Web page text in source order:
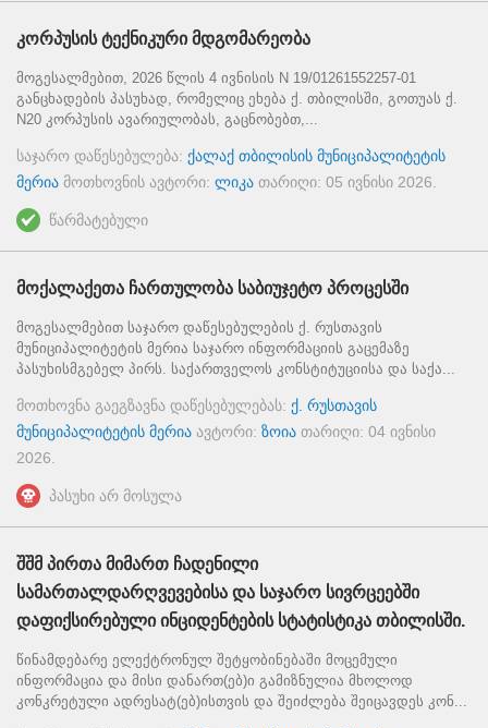
კორპუსის ტექნიკური მდგომარეობა
მოგესალმებით, 2026 წლის 4 ივნისის N 19/01261552257-01
განცხადების პასუხად, რომელიც ეხება ქ. თბილისში, გოთუას ქ.
N20 კორპუსის ავარიულობას, გაცნობებთ,...
საჯარო დაწესებულება: ქალაქ თბილისის მუნიციპალიტეტის
მერია მოთხოვნის ავტორი: ლიკა თარიღი: 05 ივნისი 2026
წარმატებული
მოქალაქეთა ჩართულობა საბიუჯეტო პროცესში
მოგესალმებით საჯარო დაწესებულების ქ. რუსთავის
მუნიციპალიტეტის მერია საჯარო ინფორმაციის გაცემაზე
პასუხისმგებელ პირს. საქართველოს კონსტიტუციისა და საქა...
მოთხოვნა გაეგზავნა დაწესებულებას: ქ. რუსთავის
მუნიციპალიტეტის მერია ავტორი: ზოია თარიღი: 04 ივნისი
2026
პასუხი არ მოსულა
შშმ პირთა მიმართ ჩადენილი
სამართალდარღვევებისა და საჯარო სივრცეებში
დაფიქსირებული ინციდენტების სტატისტიკა თბილისში.
წინამდებარე ელექტრონულ შეტყობინებაში მოცემული
ინფორმაცია და მისი დანართ(ებ)ი გამიზნულია მხოლოდ
კონკრეტული ადრესატ(ებ)ისთვის და შეიძლება შეიცავდეს კონ...